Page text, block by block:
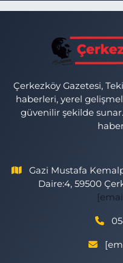
Çerkezköy Gazetesi,
haberleri, yerel
güvenilir şekilde
Gazi Mustafa
Daire:4, 59500